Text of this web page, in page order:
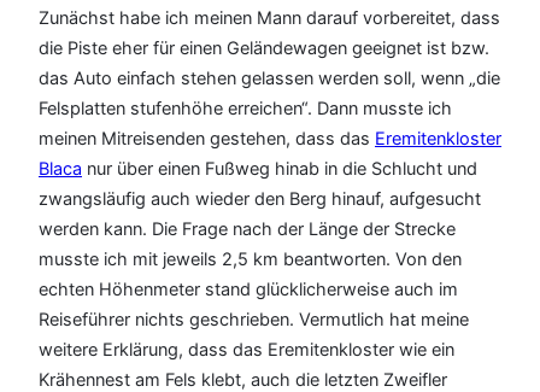
Zunächst habe ich meinen Mann darauf vorbereitet, dass
die Piste eher für einen Geländewagen geeignet ist bzw.
das Auto einfach stehen gelassen werden soll, wenn „die
Felsplatten stufenhöhe erreichen“. Dann musste ich
meinen Mitreisenden gestehen, dass das Eremitenkloster
Blaca nur über einen Fußweg hinab in die Schlucht und
zwangsläufig auch wieder den Berg hinauf, aufgesucht
werden kann. Die Frage nach der Länge der Strecke
musste ich mit jeweils 2,5 km beantworten. Von den
echten Höhenmeter stand glücklicherweise auch im
Reiseführer nichts geschrieben. Vermutlich hat meine
weitere Erklärung, dass das Eremitenkloster wie ein
Krähennest am Fels klebt, auch die letzten Zweifler